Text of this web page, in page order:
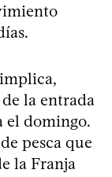
la entrada
el domingo.
pesca que
la Franja